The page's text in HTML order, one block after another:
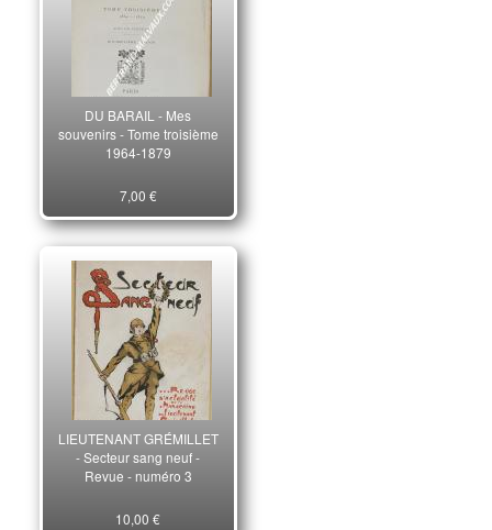
DU BARAIL - Mes
souvenirs - Tome troisième
1964-1879
7,00 €
LIEUTENANT GRÉMILLET
- Secteur sang neuf -
Revue - numéro 3
10,00 €